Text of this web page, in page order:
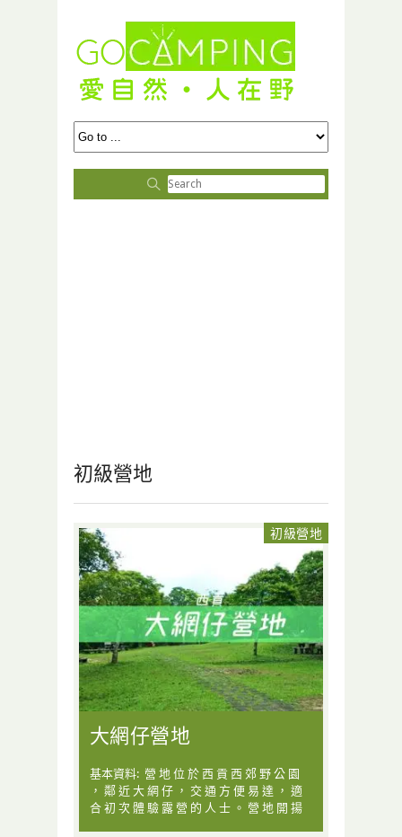
初級營地
初級營地
大網仔營地
基本資料: 營 地 位 於 西 貢 西 郊 野 公 園
， 鄰 近 大 網 仔 ， 交 通 方 便 易 達 ， 適
合 初 次 體 驗 露 營 的 人 士 。 營 地 開 揚